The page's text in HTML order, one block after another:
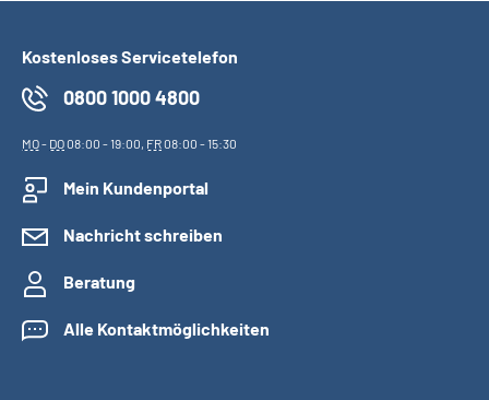
Kostenloses Servicetelefon
0800 1000 4800
MO- DO08:00 - 19:00, FR08:00 - 15:30
Mein Kundenportal
Nachricht schreiben
Beratung
Alle Kontaktmöglichkeiten